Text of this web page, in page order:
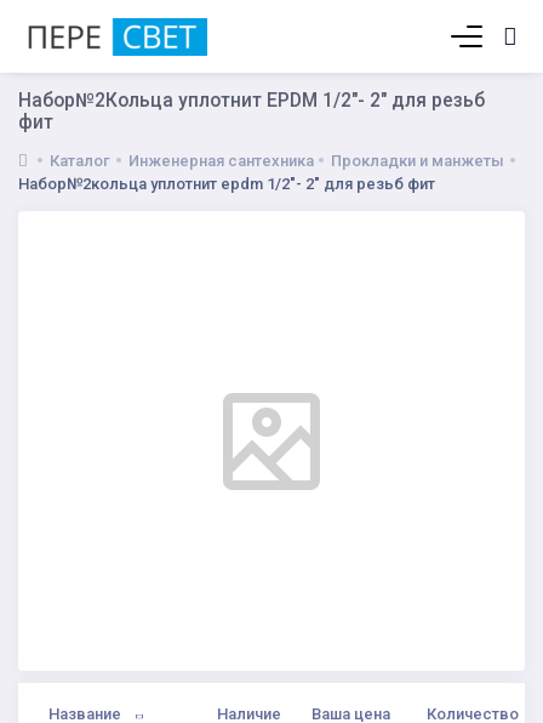
Набор№2Кольца уплотнит EPDM 1/2"- 2" для резьб
фит
Каталог Инженерная сантехника
Прокладки и манжеты
Набор№2кольца уплотнит epdm 1/2"- 2" для резьб фит
Название Наличие Ваша цена Количество